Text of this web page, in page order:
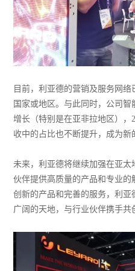
目前，利亚德的营销及服务网
国家或地区。与此同时，公司
增长（特别是在亚非拉地区），
收中的占比也不断提升，成为新
未来，利亚德将继续加强在亚
伙伴提供高质量的产品和专业的
创新的产品和完善的服务，利
广阔的天地，与行业伙伴携手共